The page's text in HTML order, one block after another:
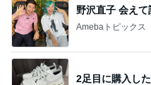
野沢直子 会え
Amebaトピックス
2足目に購入し